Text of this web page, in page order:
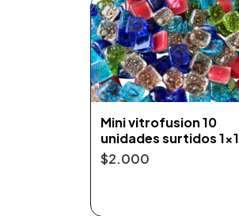
Mini vitrofusion 10
unidades surtidos 1x1
$2.000